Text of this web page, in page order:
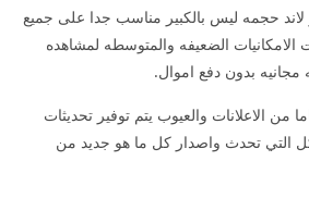
لاند حجمه ليس بالكبير مناسب جدا على جميع
الضعيفه والمتوسطه لمشاهده
مجانيه بدون دفع اموال.
من الاعلانات والعيوب يتم توفير تحديثات
التي تحدث واصدار كل ما هو جديد من